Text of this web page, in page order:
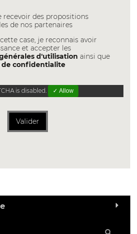
recevoir des propositions
de nos partenaires
case, je reconnais avoir
et accepter les
d'utilisation ainsi que
confidentialite
is disabled. ✓ Allow
Valider